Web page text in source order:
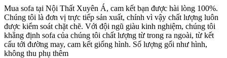
Mua sofa tại Nội Thất Xuyên Á, cam kết bạn được hài lòng 100%.
Chúng tôi là đơn vị trực tiếp sản xuất, chính vì vậy chất lượng luôn
được kiểm soát chặt chẽ. Với đội ngũ giàu kinh nghiệm, chúng tôi
khẳng định sofa của chúng tôi chất lượng từ trong ra ngoài, từ kết
cấu tới đường may, cam kết giống hình. Số lượng gối như hình,
không thu phụ thêm